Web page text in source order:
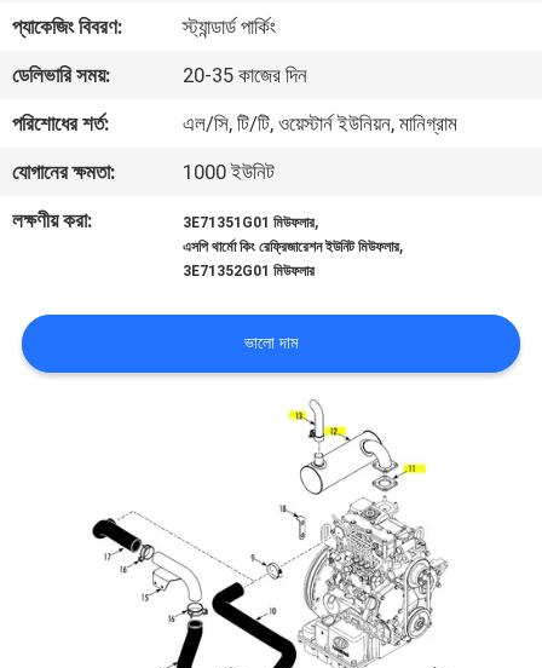
আমাদের
যোগাযোগ
খবর
সাইট
প্যাকেজিং বিবরণ:
স্ট্যান্ডার্ড পার্কিং
ডেলিভারি সময়:
20-35 কাজের দিন
পরিশোধের শর্ত:
এল/সি, টি/টি, ওয়েস্টার্ন ইউনিয়ন, মানিগ্রাম
যোগানের ক্ষমতা:
1000 ইউনিট
লক্ষণীয় করা:
3E71351G01 মিউফলার,
এসপি থার্মো কিং রেফ্রিজারেশন ইউনিট মিউফলার,
3E71352G01 মিউফলার
ভালো দাম